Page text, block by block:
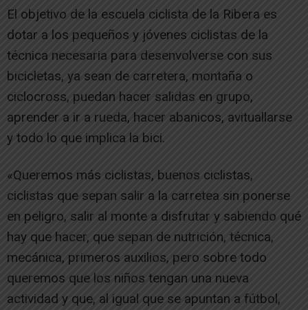
El objetivo de la escuela ciclista de la Ribera es
dotar a los pequeños y jóvenes ciclistas de la
técnica necesaria para desenvolverse con sus
bicicletas, ya sean de carretera, montaña o
ciclocross, puedan hacer salidas en grupo,
aprender a ir a rueda, hacer abanicos, avituallarse
y todo lo que implica la bici.
«Queremos más ciclistas, buenos ciclistas,
ciclistas que sepan salir a la carretea sin ponerse
en peligro, salir al monte a disfrutar y sabiendo qué
hay que hacer, que sepan de nutrición, técnica,
mecánica, primeros auxilios, pero sobre todo
queremos que los niños tengan una nueva
actividad y que, al igual que se apuntan a fútbol,